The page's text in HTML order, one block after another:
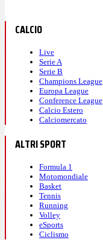
CALCIO
Live
Serie A
Serie B
Champions League
Europa League
Conference League
Calcio Estero
Calciomercato
ALTRI SPORT
Formula 1
Motomondiale
Basket
Tennis
Running
Volley
eSports
Ciclismo